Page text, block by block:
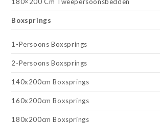
Boxsprings
1-Persoons Boxsprings
2-Persoons Boxsprings
140x200cm Boxsprings
160x200cm Boxsprings
180x200cm Boxsprings